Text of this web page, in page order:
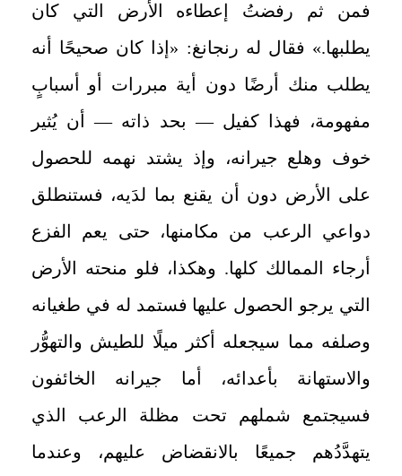
فمن ثم رفضتُ إعطاءه الأرض التي كان
يطلبها.» فقال له رنجانغ: «إذا كان صحيحًا أنه
يطلب منك أرضًا دون أية مبررات أو أسبابٍ
مفهومة، فهذا كفيل — بحد ذاته — أن يُثير
خوف وهلع جيرانه، وإذ يشتد نهمه للحصول
على الأرض دون أن يقنع بما لدَيه، فستنطلق
دواعي الرعب من مكامنها، حتى يعم الفزع
أرجاء الممالك كلها. وهكذا، فلو منحته الأرض
التي يرجو الحصول عليها فستمد له في طغيانه
وصلفه مما سيجعله أكثر ميلًا للطيش والتهوُّر
والاستهانة بأعدائه، أما جيرانه الخائفون
فسيجتمع شملهم تحت مظلة الرعب الذي
يتهدَّدُهم جميعًا بالانقضاض عليهم، وعندما